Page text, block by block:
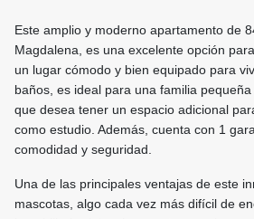
Este amplio y moderno apartamento de
Magdalena, es una excelente opción
un lugar cómodo y bien equipado para
baños, es ideal para una familia
que desea tener un espacio adicional
como estudio. Además, cuenta con 1
comodidad y seguridad.
Una de las principales ventajas de este
mascotas, algo cada vez más difícil de